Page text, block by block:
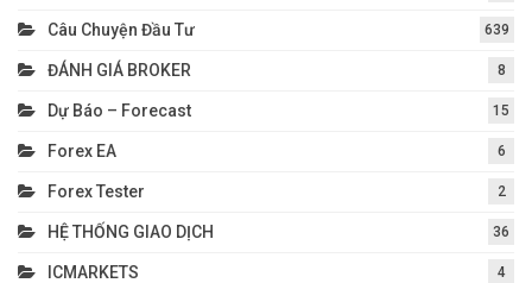
Câu Chuyện Đầu Tư 639
ĐÁNH GIÁ BROKER 8
Dự Báo – Forecast 15
Forex EA 6
Forex Tester 2
HỆ THỐNG GIAO DỊCH 36
ICMARKETS 4